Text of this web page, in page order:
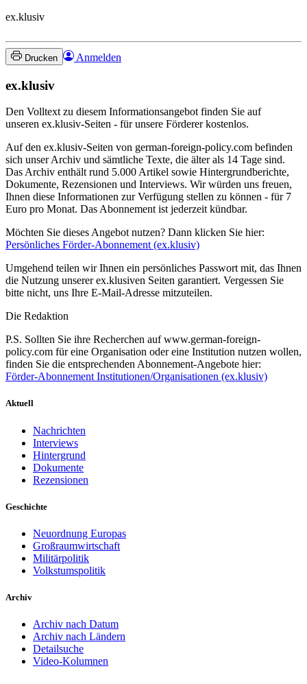
ex.klusiv
Drucken Anmelden
ex.klusiv
Den Volltext zu diesem Informationsangebot finden Sie auf
unseren ex.klusiv-Seiten - für unsere Förderer kostenlos.
Auf den ex.klusiv-Seiten von german-foreign-policy.com befinden
sich unser Archiv und sämtliche Texte, die älter als 14 Tage sind.
Das Archiv enthält rund 5.000 Artikel sowie Hintergrundberichte,
Dokumente, Rezensionen und Interviews. Wir würden uns freuen,
Ihnen diese Informationen zur Verfügung stellen zu können - für 7
Euro pro Monat. Das Abonnement ist jederzeit kündbar.
Möchten Sie dieses Angebot nutzen? Dann klicken Sie hier:
Persönliches Förder-Abonnement (ex.klusiv)
Umgehend teilen wir Ihnen ein persönliches Passwort mit, das Ihnen
die Nutzung unserer ex.klusiven Seiten garantiert. Vergessen Sie
bitte nicht, uns Ihre E-Mail-Adresse mitzuteilen.
Die Redaktion
P.S. Sollten Sie ihre Recherchen auf www.german-foreign-
policy.com für eine Organisation oder eine Institution nutzen wollen,
finden Sie die entsprechenden Abonnement-Angebote hier:
Förder-Abonnement Institutionen/Organisationen (ex.klusiv)
Aktuell
Nachrichten
Interviews
Hintergrund
Dokumente
Rezensionen
Geschichte
Neuordnung Europas
Großraumwirtschaft
Militärpolitik
Volkstumspolitik
Archiv
Archiv nach Datum
Archiv nach Ländern
Detailsuche
Video-Kolumnen